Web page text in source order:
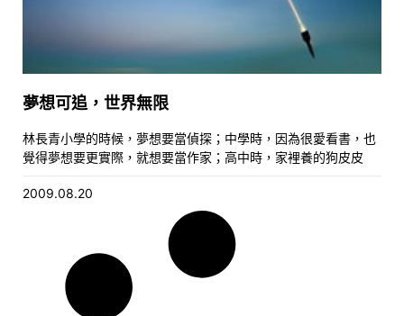
夢想可追，世界無限
林長青小學的時候，夢想要當偵探；中學時，因為很愛看書，也
覺得夢想要更實際，就想要當作家；高中時，家裡養的狗皮皮
2009.08.20